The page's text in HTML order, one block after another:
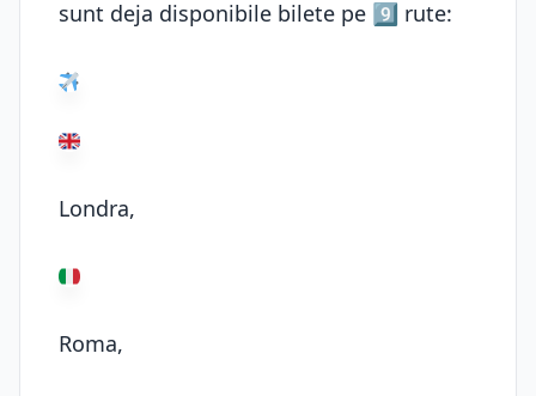
sunt deja disponibile bilete pe 9⃣ rute:
Londra,
Roma,